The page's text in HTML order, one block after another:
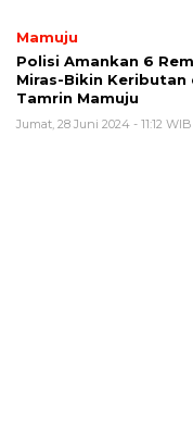
Mamuju
Polisi Amankan 6
Miras-Bikin Keributan
Tamrin Mamuju
Jumat, 28 Juni 2024 - 11:12 WIB